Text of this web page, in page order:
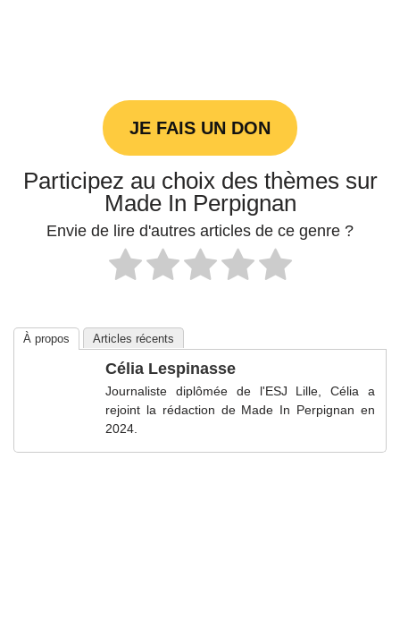
JE FAIS UN DON
Participez au choix des thèmes sur
Made In Perpignan
Envie de lire d'autres articles de ce genre ?
À propos Articles récents
Célia Lespinasse
Journaliste diplômée de l'ESJ Lille, Célia a
rejoint la rédaction de Made In Perpignan en
2024.